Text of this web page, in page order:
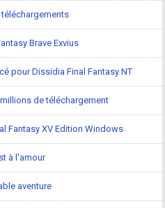
téléchargements
Brave Exvius
pour Dissidia Final Fantasy NT
de téléchargement
Fantasy XV Edition Windows
à l'amour
aventure